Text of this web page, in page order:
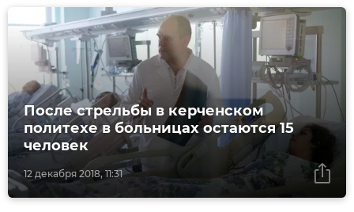
12 декабря 2018, 11:31
После стрельбы в керченском
политехе в больницах остаются 15
человек